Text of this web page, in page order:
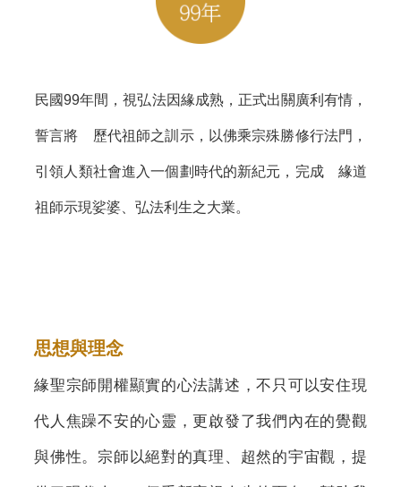
民國99年間，視弘法因緣成熟，正式出關廣利有情，
誓言將 歷代祖師之訓示，以佛乘宗殊勝修行法門，
引領人類社會進入一個劃時代的新紀元，完成 緣道
祖師示現娑婆、弘法利生之大業。
思想與理念
緣聖宗師開權顯實的心法講述，不只可以安住現
代人焦躁不安的心靈，更啟發了我們內在的覺觀
與佛性。宗師以絕對的真理、超然的宇宙觀，提